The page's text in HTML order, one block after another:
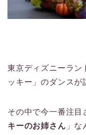
東京ディズニーラン
ッキー」のダンスが
その中で今一番注目
キーのお姉さん 」な